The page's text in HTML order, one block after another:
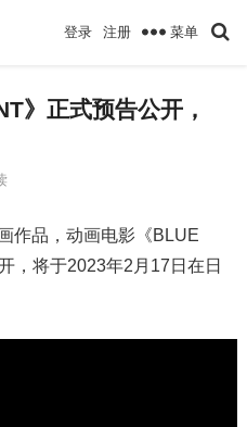
登录 注册 菜单
》正式预告公开，
作品，动画电影《BLUE
，将于2023年2月17日在日